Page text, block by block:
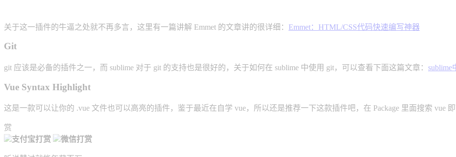
关于这一插件的牛逼之处就不再多言，这里有一篇讲解 Emmet 的文章讲的很详细： Emmet：HTML/CSS代码快速编写神器
Git
git 应该是必备的插件之一，而 sublime 对于 git 的支持也是很好的，关于如何在 sublime 中使用 git，可以查看下面这篇文章： sublime
Vue Syntax Highlight
这是一款可以让你的 .vue 文件也可以高亮的插件，鉴于最近在自学 vue，所以还是推荐一下这款插件吧，在 Package 里面搜索 vue
赏
支付宝打赏
微信打赏